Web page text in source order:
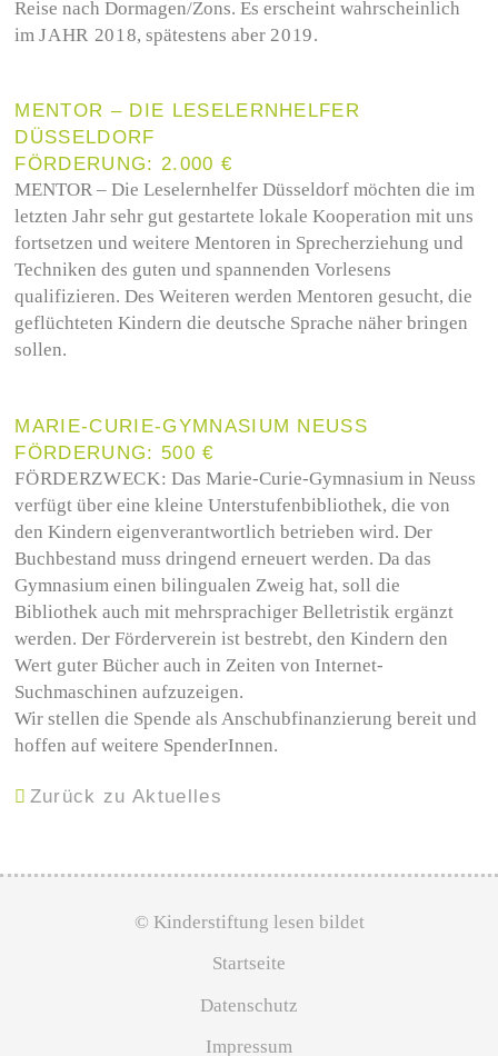
Reise nach Dormagen/Zons. Es erscheint wahrscheinlich
imJAHR 2018, spätestens aber 2019.
MENTOR – DIE LESELERNHELFER
DÜSSELDORF
FÖRDERUNG: 2.000 €
MENTOR – Die Leselernhelfer Düsseldorf möchten die im
letzten Jahr sehr gut gestartete lokale Kooperation mit uns
fortsetzen und weitere Mentoren in Sprecherziehung und
Techniken des guten und spannenden Vorlesens
qualifizieren. Des Weiteren werden Mentoren gesucht, die
geflüchteten Kindern die deutsche Sprache näher bringen
sollen.
MARIE-CURIE-GYMNASIUM NEUSS
FÖRDERUNG: 500 €
FÖRDERZWECK: Das Marie-Curie-Gymnasium in Neuss
verfügt über eine kleine Unterstufenbibliothek, die von
den Kindern eigenverantwortlich betrieben wird. Der
Buchbestand muss dringend erneuert werden. Da das
Gymnasium einen bilingualen Zweig hat, soll die
Bibliothek auch mit mehrsprachiger Belletristik ergänzt
werden. Der Förderverein ist bestrebt, den Kindern den
Wert guter Bücher auch in Zeiten von Internet-
Suchmaschinen aufzuzeigen.
Wir stellen die Spende als Anschubfinanzierung bereit und
hoffen auf weitere SpenderInnen.
Zurück zu Aktuelles
© Kinderstiftung lesen bildet
Startseite
Datenschutz
Impressum